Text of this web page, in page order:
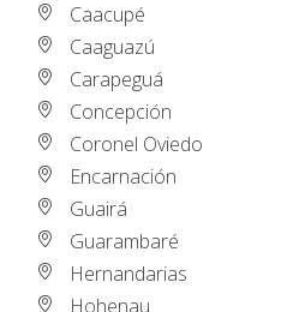
Caacupé
Caaguazú
Carapeguá
Concepción
Coronel Oviedo
Encarnación
Guairá
Guarambaré
Hernandarias
Hohenau